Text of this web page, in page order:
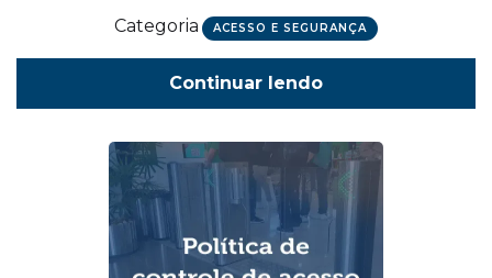
Categoria ACESSO E SEGURANÇA
Continuar lendo